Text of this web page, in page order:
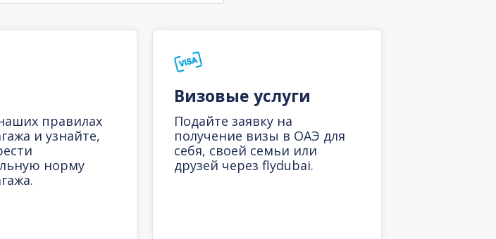
правилах
и узнайте,
норму
Визовые услуги
Подайте заявку на
получение визы в ОАЭ для
себя, своей семьи или
друзей через flydubai.